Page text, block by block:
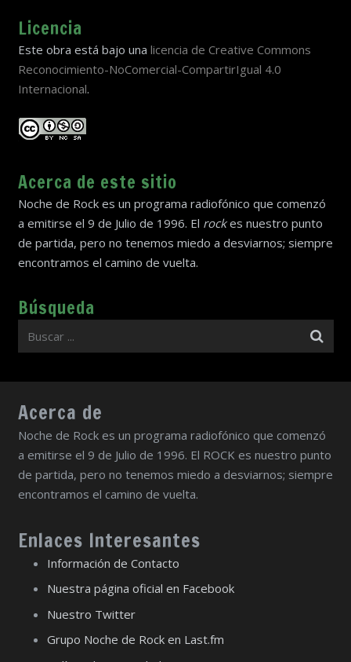
Licencia
Este obra está bajo una licencia de Creative Commons
Reconocimiento-NoComercial-CompartirIgual 4.0
Internacional.
Acerca de este sitio
Noche de Rock es un programa radiofónico que comenzó
a emitirse el 9 de Julio de 1996. El rockes nuestro punto
de partida, pero no tenemos miedo a desviarnos; siempre
encontramos el camino de vuelta.
Búsqueda
Acerca de
Noche de Rock es un programa radiofónico que comenzó
a emitirse el 9 de Julio de 1996. El ROCK es nuestro punto
de partida, pero no tenemos miedo a desviarnos; siempre
encontramos el camino de vuelta.
Enlaces Interesantes
Información de Contacto
Nuestra página oficial en Facebook
Nuestro Twitter
Grupo Noche de Rock en Last.fm